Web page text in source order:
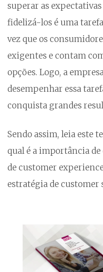
superar as
fidelizá-los é uma
vez que os
exigentes e contam
opções. Logo, a
desempenhar essa
conquista grandes
Sendo assim, leia este
qual é a importância
de customer
estratégia de customer